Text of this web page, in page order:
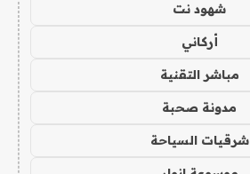
شهود نت
أركاني
مباشر التقنية
مدونة صحبة
شرقيات السياحة